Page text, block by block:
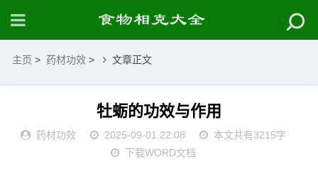
主页 > 药材功效 > 文章正文
牡蛎的功效与作用
药材功效 2025-09-01 22:08
本文共有3215字
下载WORD文档